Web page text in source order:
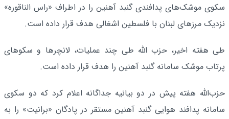
سکوی موشک‌های پدافندی گنبد آهنین را در اطراف «راس الناقوره»
نزدیک مرزهای لبنان با فلسطین اشغالی هدف قرار داده است.
طی هفته اخیر، حزب الله طی چند عملیات، لانچرها و سکوهای
پرتاب موشک سامانه گنبد آهنین را هدف قرار داده است.
حزب‌الله هفته پیش در دو بیانیه جداگانه اعلام کرد که دو سکوی
سامانه پدافند هوایی گنبد آهنین مستقر در پادگان «برانیت» را به